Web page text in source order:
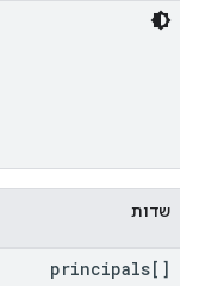
שדות
principals[]